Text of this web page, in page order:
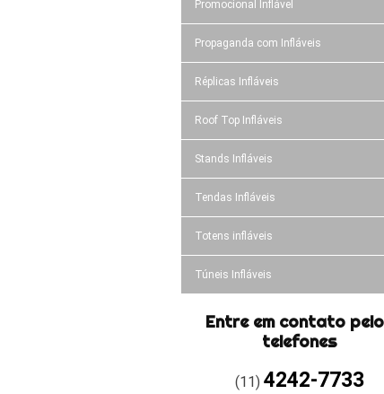
Promocional Inflável
Propaganda com Infláveis
Réplicas Infláveis
Roof Top Infláveis
Stands Infláveis
Tendas Infláveis
Totens infláveis
Túneis Infláveis
Entre em contato
telefones
(11) 4242-7733